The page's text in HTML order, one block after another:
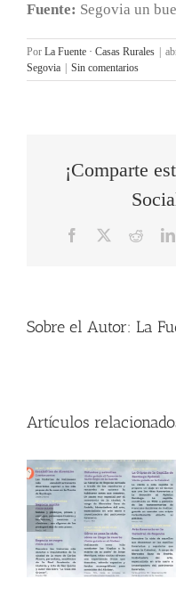
Fuente: Segovia un
Por La Fuente · Casas Rurales
Segovia
Sin comentarios
¡Comparte
Facebook Reddit
Sobre el Autor: La
Artículos